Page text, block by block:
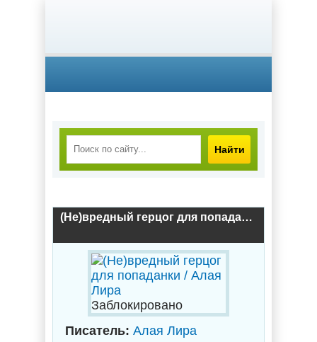
Найти
(Не)вредный герцог для попаданки / Алая Лира
Заблокировано
Писатель: Алая Лира